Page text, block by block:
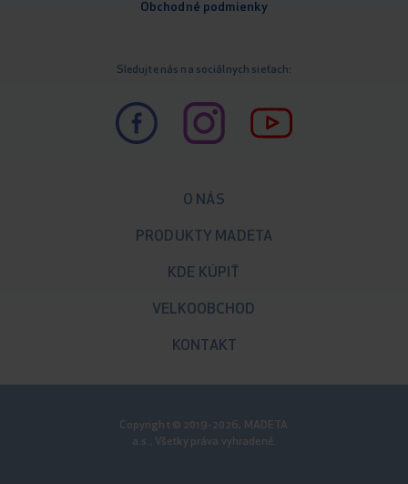
Obchodné podmienky
Sledujte nás na sociálnych sieťach:
O NÁS
PRODUKTY MADETA
KDE KÚPIŤ
VELKOOBCHOD
KONTAKT
Copyright © 2019-2026, MADETA
a.s., Všetky práva vyhradené.